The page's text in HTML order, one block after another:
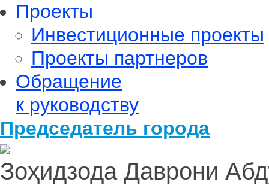
Проекты
Инвестиционные проекты
Проекты партнеров
Обращение
к руководству
Председатель города
Зоҳидзода Даврони